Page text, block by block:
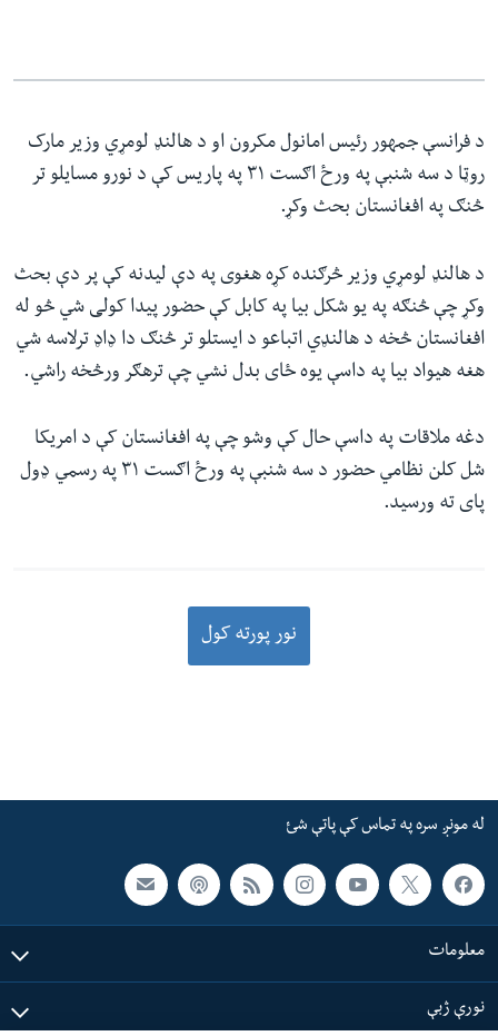
د فرانسې جمهور رئیس امانول مکرون او د هالنډ لومړي وزیر مارک
روټا د سه شنبې په ورځ اګست ۳۱ په پاریس کې د نورو مسایلو تر
څنګ په افغانستان بحث وکړ.
د هالنډ لومړي وزیر څرګنده کړه هغوی په دې لیدنه کې پر دې بحث
وکړ چې څنګه په یو شکل بیا په کابل کې حضور پیدا کولی شي څو له
افغانستان څخه د هالنډي اتباعو د ایستلو تر څنګ دا ډاډ ترلاسه شي‌
هغه هیواد بیا په داسې یوه ځای بدل نشي چې ترهګر ورڅخه راشي.
دغه ملاقات په داسې حال کې وشو چې په افغانستان کې د امریکا
شل کلن نظامي حضور د سه شنبې په ورځ اګست ۳۱ په رسمي ډول
پای ته ورسید.
نور پورته کول
له مونږ سره په تماس کې پاتې شئ
معلومات
نورې ژبې